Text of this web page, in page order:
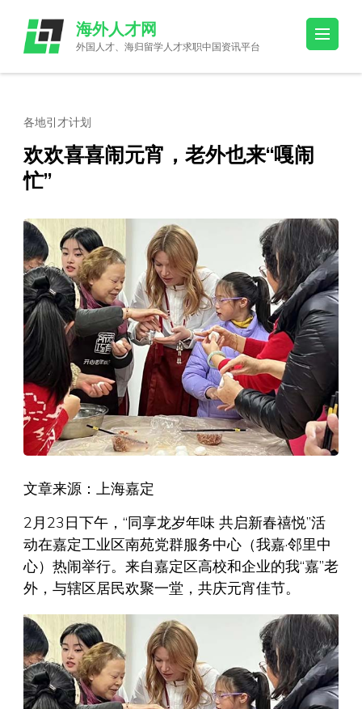
content
(Press
海外人才网
外国人才、海归留学人才求职中国资讯平台
各地引才计划
欢欢喜喜闹元宵，老外也来“嘎闹
忙”
文章来源：上海嘉定
2月23日下午，“同享龙岁年味 共启新春禧悦”活
动在嘉定工业区南苑党群服务中心（我嘉·邻里中
心）热闹举行。来自嘉定区高校和企业的我“嘉”老
外，与辖区居民欢聚一堂，共庆元宵佳节。